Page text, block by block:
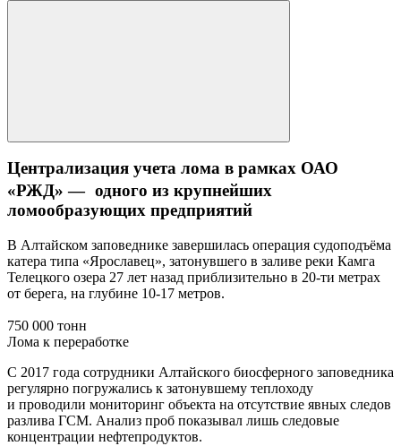
Централизация учета лома в рамках ОАО
«РЖД» — одного из крупнейших
ломообразующих предприятий
В Алтайском заповеднике завершилась операция судоподъёма
катера типа «Ярославец», затонувшего в заливе реки Камга
Телецкого озера 27 лет назад приблизительно в 20-ти метрах
от берега, на глубине 10-17 метров.
750 000 тонн
Лома к переработке
С 2017 года сотрудники Алтайского биосферного заповедника
регулярно погружались к затонувшему теплоходу
и проводили мониторинг объекта на отсутствие явных следов
разлива ГСМ. Анализ проб показывал лишь следовые
концентрации нефтепродуктов.